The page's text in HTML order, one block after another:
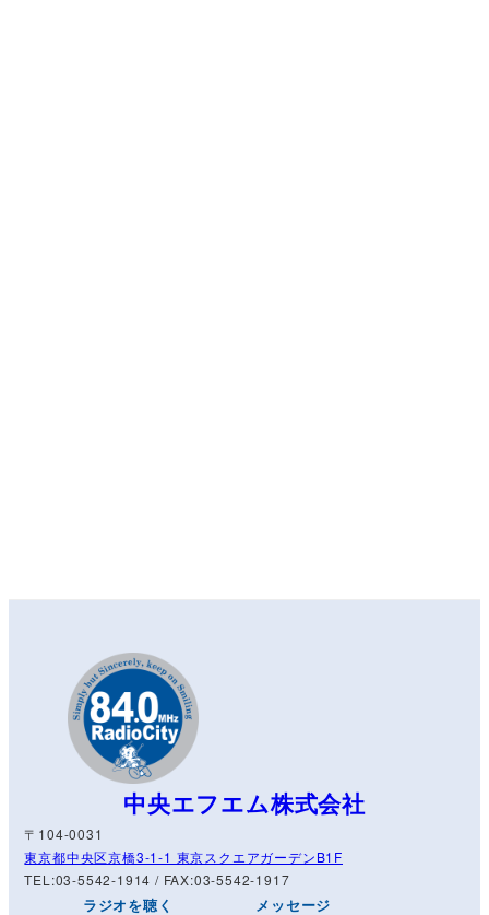
中央エフエム株式会社
〒104-0031
東京都中央区京橋3-1-1 東京スクエアガーデンB1F
TEL:03-5542-1914 / FAX:03-5542-1917
ラジオを聴く メッセージ